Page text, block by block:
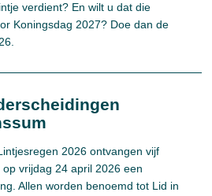
verdient? En wilt u dat die
Koningsdag 2027? Doe dan de
2026 ontvangen vijf
vrijdag 24 april 2026 een
Allen worden benoemd tot Lid in